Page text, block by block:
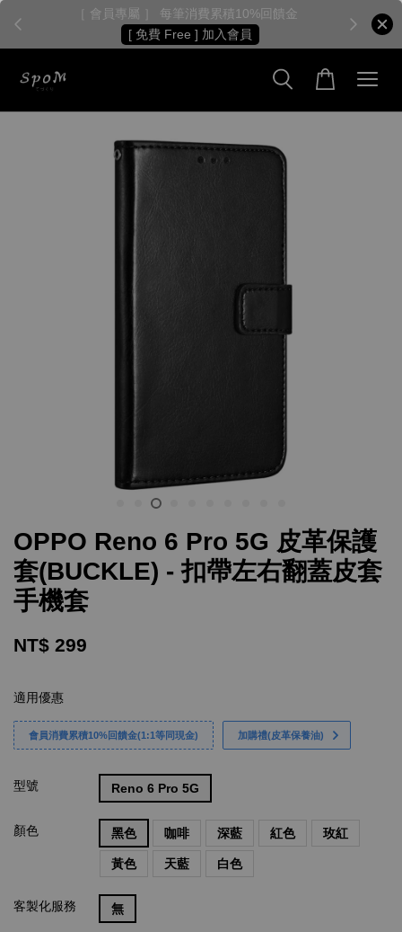
［ 會員專屬 ］ 每筆消費累積10%回饋金
[ 免費 Free ] 加入會員
OPPO Reno 6 Pro 5G 皮革保護
套(BUCKLE) - 扣帶左右翻蓋皮套
手機套
NT$ 299
適用優惠
會員消費累積10%回饋金(1:1等同現金) 加購禮(皮革保養油)
型號 Reno 6 Pro 5G
顏色 黑色 咖啡 深藍 紅色 玫紅
黃色 天藍 白色
客製化服務 無